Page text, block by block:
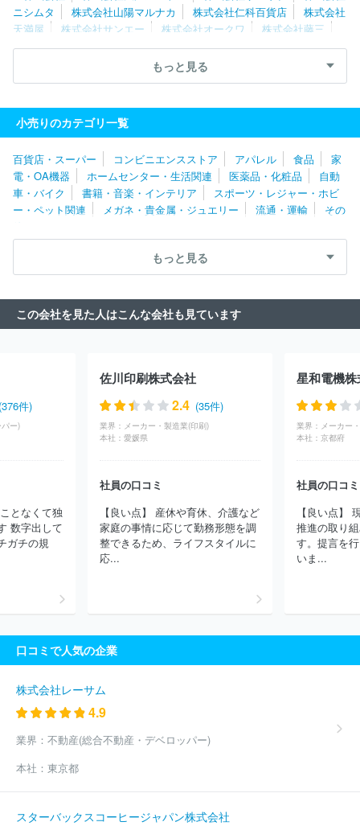
ニシムタ
株式会社山陽マルナカ 株式会社仁科百貨店
株式会社
天満屋
株式会社サンエー 株式会社オークワ
株式会社藤三
株式会社サニーマート
株式会社マルナカ
株式会社鶴屋百貨店
株式会社マルヨシセンター
ス
株式会社阪急阪神百貨店 株式会社なかむら
株式会社サンデ
ィ
株式会社大近 株式会社ドミー
社サンプラザ
ユニー株式会社 株式会社近鉄百貨店
株式会社タ
カラ・エムシー
株式会社ラルズ
生活協同組合コープさっぽろ
株式会社西條
株式会社ヤマザワ 株式会社藤崎
株式会社ベイ
シア
株式会社とりせん 株式会社カスミ
株式会社ヨークベニマ
株式会社フレッセイ
会社花正
株式会社東急百貨店 株式会社京急ストア
株式会社ダ
イエー
株式会社長崎屋 株式会社三徳
株式会社ワイズマート
株式会社松屋
株式会社三越伊勢丹 株式会社ヨーク
日本空港
会社ドン・キホーテ
オーケー株式会社
株式会社そごう・西武
コストコホールセールジャパン株式会社
株式会社マルエツ
サミ
ット株式会社
イオンリテール株式会社
式会社いなげや
株式会社京急百貨店 株式会社ウオロク
株式会
有限会社アンプーファム
株式会社ダイキヨープラ
もっと見る
小売りのカテゴリ一覧
百貨店・スーパー コンビニエンスストア アパレル 食品
家
電・OA機器
ホームセンター・生活関連 医薬品・化粧品
自動
車・バイク
書籍・音楽・インテリア
スポーツ・レジャー・ホビ
ー・ペット関連
メガネ・貴金属・ジュエリー 流通・運輸
その
もっと見る
この会社を見た人はこんな会社も見ています
件)
ー)
となくて独
数字出して
ガチの規
佐川印刷株式会社
2.4 (35件)
業界： メーカー・製造業(印刷)
本社： 愛媛県
社員の口コミ
【良い点】 産休や育休、介護など
家庭の事情に応じて勤務形態を調
整できるため、ライフスタイルに
応...
星和電機
業界： メーカー
本社： 京都府
社員の口コミ
【良い点】
推進の取り
す。提言を
いま...
口コミで人気の企業
株式会社レーサム
4.9
業界： 不動産(総合不動産・デベロッパー)
本社： 東京都
スターバックスコーヒージャパン株式会社